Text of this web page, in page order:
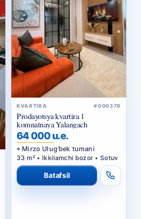
KVARTIRA #000379
Prodayotsya kvartira 1
komnatnaya Yalangach
64 000 u.e.
Mirzo Ulug‘bek tumani
33 m² • Ikkilamchi bozor • Sotuv
Batafsil